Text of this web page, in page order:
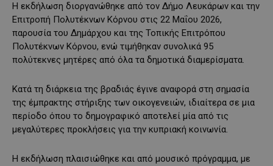
Η εκδήλωση διοργανώθηκε από τον Δήμο Λευκάρων και την
Επιτροπή Πολυτέκνων Κόρνου στις 22 Μαΐου 2026,
παρουσία του Δημάρχου και της Τοπικής Επιτρόπου
Πολυτέκνων Κόρνου, ενώ τιμήθηκαν συνολικά 95
πολύτεκνες μητέρες από όλα τα δημοτικά διαμερίσματα.
Κατά τη διάρκεια της βραδιάς έγινε αναφορά στη σημασία
της έμπρακτης στήριξης των οικογενειών, ιδιαίτερα σε μια
περίοδο όπου το δημογραφικό αποτελεί μία από τις
μεγαλύτερες προκλήσεις για την κυπριακή κοινωνία.
Η εκδήλωση πλαισιώθηκε και από μουσικό πρόγραμμα, με